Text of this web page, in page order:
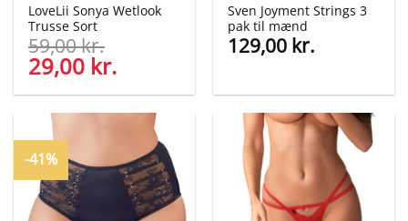
LoveLii Sonya Wetlook
Trusse Sort
59,00kr.
Den
oprindelige
pris
var:
59,00 kr..
29,00 kr.
pris
er:
29,00 kr..
Sven Joyment Strings 3
pak til mænd
129,00 kr.
-41%